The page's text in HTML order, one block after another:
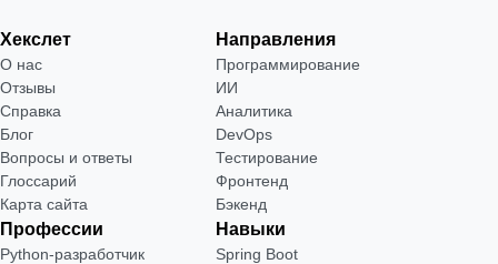
Хекслет
О нас
Отзывы
Справка
Блог
Вопросы и ответы
Глоссарий
Карта сайта
Направления
Программирование
ИИ
Аналитика
DevOps
Тестирование
Фронтенд
Бэкенд
Профессии
Python-разработчик
Навыки
Spring Boot